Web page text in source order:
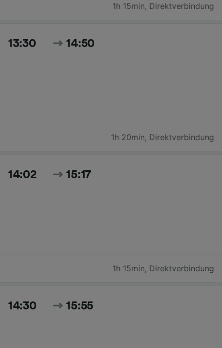
1h 15min, Direktverbindung
13:30 14:50
1h 20min, Direktverbindung
14:02 15:17
1h 15min, Direktverbindung
14:30 15:55